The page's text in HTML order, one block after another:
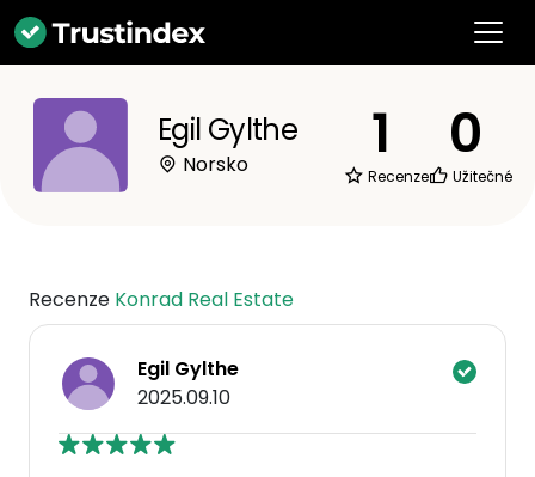
Egil Gylthe
Norsko 1
Recenze
0
Užitečné
Recenze Konrad Real Estate
Egil Gylthe
2025.09.10